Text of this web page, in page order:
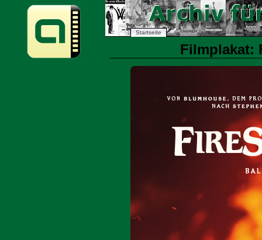
Startseite
Filmplakat: